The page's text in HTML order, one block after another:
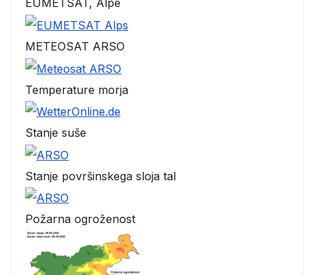
EUMETSAT, Alpe
METEOSAT ARSO
Temperature morja
Stanje suše
Stanje površinskega sloja tal
Požarna ogroženost